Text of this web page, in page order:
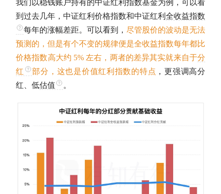
我们以稳钱账户持有的中证红利 指数基金为例，可以看
到过去几年， 中证红利 价格指数和中证红利 全收益指数
每年的涨幅差距。可以看到， 尽管股价的波动是无法
预测的，但是有个不变的规律便是全收益指数每年都比
价格指数高大约 5% 左右，两者的差异其实就来自于分
红
部分，这也是价值红利指数的特点 ，更强调高分
红 、低估值 。